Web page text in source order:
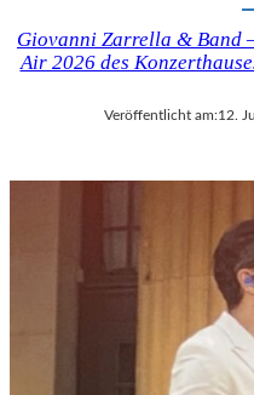
Giovanni Zarrella & Band
Air 2026 des
Veröffentlicht am:12.